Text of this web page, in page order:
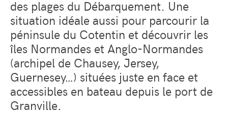
des plages du Débarquement. Une
situation idéale aussi pour parcourir la
péninsule du Cotentin et découvrir les
îles Normandes et Anglo-Normandes
(archipel de Chausey, Jersey,
Guernesey…) situées juste en face et
accessibles en bateau depuis le port de
Granville.